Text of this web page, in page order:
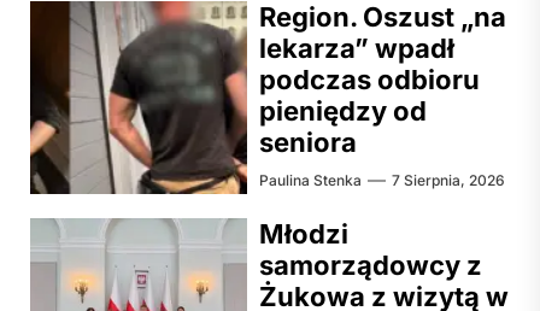
Region. Oszust „na
lekarza” wpadł
podczas odbioru
pieniędzy od
seniora
Paulina Stenka 7 Sierpnia, 2026
Młodzi
samorządowcy z
Żukowa z wizytą w